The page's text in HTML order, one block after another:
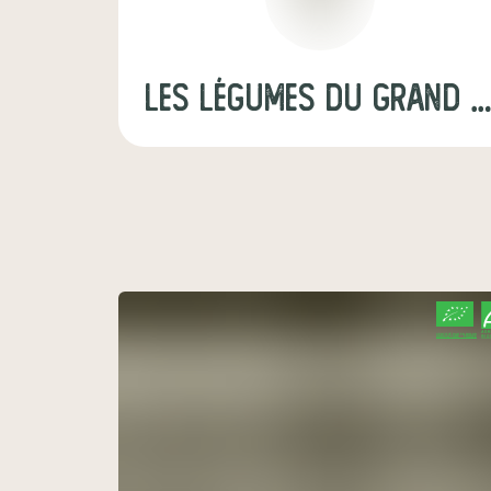
Les Légumes du Grand Bois
CERTIFIÉ PAR FR-BIO-09
AGRICULTURE FRANCE